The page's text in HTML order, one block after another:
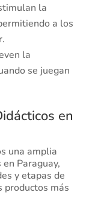
la
a los
la
se juegan
en
una amplia
Paraguay,
y etapas de
más